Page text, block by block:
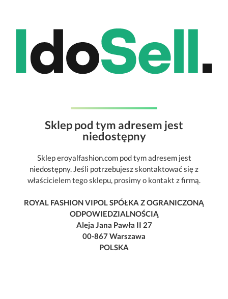
Sklep pod tym adresem jest
niedostępny
Sklep eroyalfashion.com pod tym adresem jest
niedostępny. Jeśli potrzebujesz skontaktować się z
właścicielem tego sklepu, prosimy o kontakt z firmą.
ROYAL FASHION VIPOL SPÓŁKA Z OGRANICZONĄ
ODPOWIEDZIALNOŚCIĄ
Aleja Jana Pawła II 27
00-867 Warszawa
POLSKA